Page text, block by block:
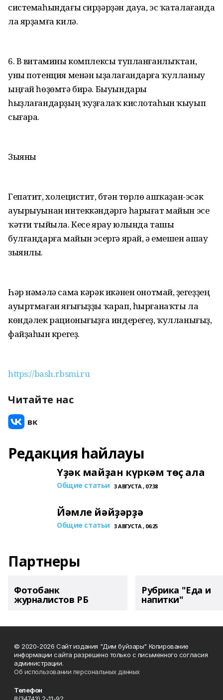
системаһындағы сирҙәрҙән дауа, эс ҡаталағанда
ла ярҙамға килә.
6. В витамины комплексы тупланғанлыҡтан,
уны потенция менән ыҙалағандарға ҡулланыу
ыңғай һөҙөмтә бирә. Быуындары
һыҙлағандарҙың ҡуҙғалаҡ кислотаһын ҡыуып
сығара.
Зыяны
Гепатит, холецистит, бүтән төрлө ашҡаҙан-эсәк
ауырыуынан интеккәндәргә һарығат майын эсеү
ҡәтғи тыйыла. Кесе ярау юлында ташы
булғандарға майын эсергә ярай, ә емешен ашау
зыянлы.
Һәр нәмәлә сама кәрәк икәнен онотмай, үҙегеҙҙең
ауыртмаған яғығыҙҙы ҡарап, һырғанаҡты ла
көндәлек рационығыҙға индерегеҙ, ҡулланығыҙ,
файҙаһын күрегеҙ.
https://bash.rbsmi.ru
Читайте нас
Редакция һайлауы
Үҙәк майҙан күркәм төҫ ала
Общие статьи 3 АВГУСТА , 07:38
Йәмле йәйҙәрҙә
Общие статьи 3 АВГУСТА , 06:25
Партнеры
Фотобанк
журналистов РБ
Рубрика "Еда и
напитки"
© 2020-2026 Сайт издания "Дим буйзары" Копирование
информации сайта разрешено только с письменного согласия
администрации.
Об использовании персональных данных
Телефон